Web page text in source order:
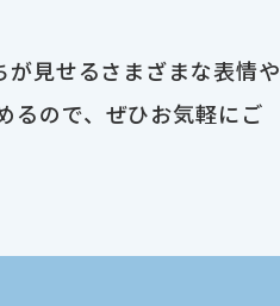
見せるさまざまな表情や
るので、ぜひお気軽にご